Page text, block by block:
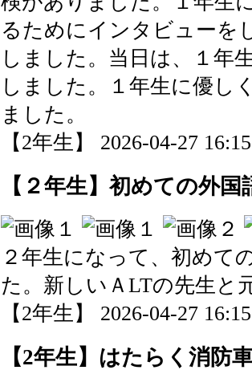
るためにインタビューを
しました。当日は、１年
しました。１年生に優し
ました。
【2年生】 2026-04-27
【２年生】初めての外国
２年生になって、初めて
た。新しいＡLTの先生と
【2年生】 2026-04-27
【2年生】はたらく消防